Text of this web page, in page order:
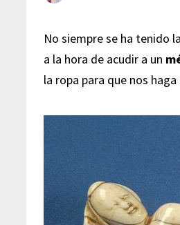
No siempre se ha tenido
a la hora de acudir a un
la ropa para que nos